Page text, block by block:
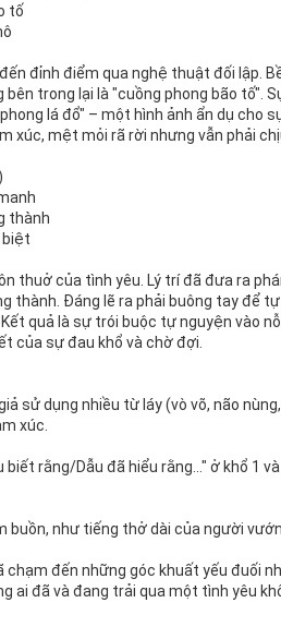
tố
đỉnh điểm qua nghệ thuật đối lập.
trong lại là "cuồng phong bão tố".
lá đổ" – một hình ảnh ẩn dụ cho
xúc, mệt mỏi rã rời nhưng vẫn phải
thành
biệt
thuở của tình yêu. Lý trí đã đưa ra
thành. Đáng lẽ ra phải buông tay để
quả là sự trói buộc tự nguyện vào
của sự đau khổ và chờ đợi.
sử dụng nhiều từ láy (vò võ, não
xúc.
rằng/Dẫu đã hiểu rằng..." ở khổ 1
buồn, như tiếng thở dài của người
chạm đến những góc khuất yếu đuối
ai đã và đang trải qua một tình yêu